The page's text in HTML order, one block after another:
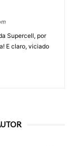
Supercell, por
E claro, viciado